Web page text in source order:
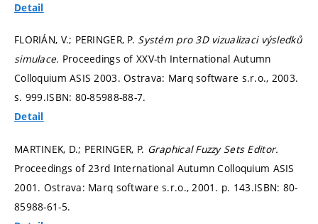
Detail
FLORIÁN, V.; PERINGER, P. Systém pro 3D vizualizaci výsledků
simulace. Proceedings of XXV-th International Autumn
Colloquium ASIS 2003. Ostrava: Marq software s.r.o., 2003.
s. 999.ISBN: 80-85988-88-7.
Detail
MARTINEK, D.; PERINGER, P. Graphical Fuzzy Sets Editor.
Proceedings of 23rd International Autumn Colloquium ASIS
2001. Ostrava: Marq software s.r.o., 2001. p. 143.ISBN: 80-
85988-61-5.